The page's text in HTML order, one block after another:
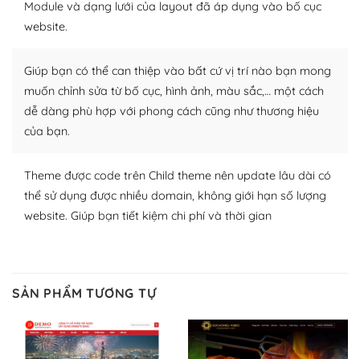
Plugin mở rộng là thành phần cài đặt thêm vào
WordPress để tăng thêm các tính năng cần thiết. Có
Nhờ lượng người dùng đông đảo, thư viện themes và
plugin của WordPress rất phong phú. Bạn có thể thỏa
thích chọn lựa plugin và themes phù hợp cho mục đích
WordPress đa dạng plugin và themes
– Dễ sử dụng
toàn bộ web.
Và bạn có toàn quyền tự do khi quyết định nơi lưu trữ
trang web WordPress của bạn.
Module và dạng lưới của layout đã áp dụng vào bố cục
website.
Giúp bạn có thể can thiệp vào bất cứ vị trí nào bạn mong
muốn chỉnh sửa từ bố cục, hình ảnh, màu sắc,… một cách
dễ dàng phù hợp với phong cách cũng như thương hiệu
của bạn.
Theme được code trên Child theme nên update lâu dài có
thể sử dụng được nhiều domain, không giới hạn số lượng
website. Giúp bạn tiết kiệm chi phí và thời gian
SẢN PHẨM TƯƠNG TỰ